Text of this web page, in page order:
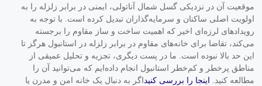
موقعیت آن در نزدیکی گسل شمال آناتولی، ایمنی در برابر زلزله را به
اولویت اصلی ساکنان و سرمایه‌گذاران تبدیل کرده است. با توجه به
رویدادهای لرزه‌ای اخیر که اهمیت ساخت و ساز مقاوم را برجسته
می‌کند، تقاضا برای خانه‌های مقاوم در برابر زلزله در استانبول هرگز تا
این حد بالا نبوده است. ما در پست دیگری، تجزیه و تحلیل عمیقی از
مناطق پرخطر و کم‌خطر استانبول انجام داده‌ایم که می‌توانید آن را
مطالعه کنید. اینجا را بررسی کنیداگر به دنبال یک خانه امن و مدرن یا